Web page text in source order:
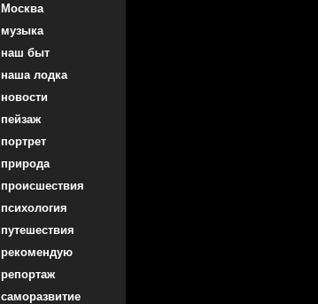
Москва
музыка
наш быт
наша лодка
новости
пейзаж
портрет
природа
происшествия
психология
путешествия
рекомендую
репортаж
саморазвитие